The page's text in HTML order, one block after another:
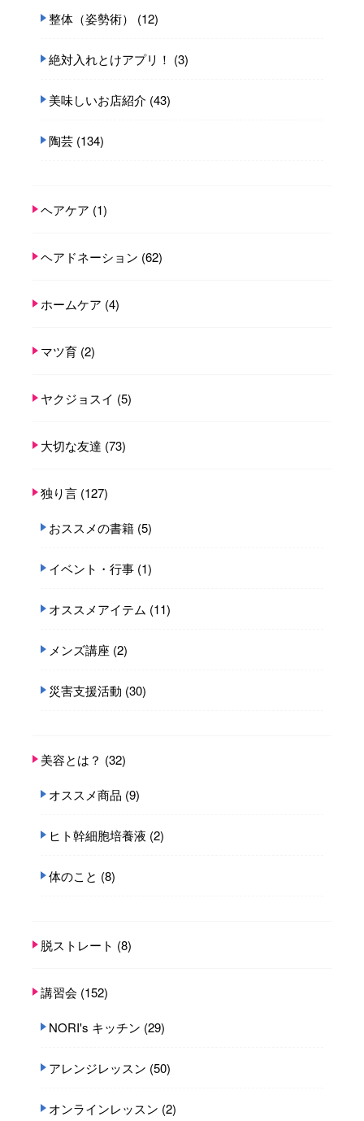
整体（姿勢術） (12)
絶対入れとけアプリ！ (3)
美味しいお店紹介 (43)
陶芸 (134)
ヘアケア (1)
ヘアドネーション (62)
ホームケア (4)
マツ育 (2)
ヤクジョスイ (5)
大切な友達 (73)
独り言 (127)
おススメの書籍 (5)
イベント・行事 (1)
オススメアイテム (11)
メンズ講座 (2)
災害支援活動 (30)
美容とは？ (32)
オススメ商品 (9)
ヒト幹細胞培養液 (2)
体のこと (8)
脱ストレート (8)
講習会 (152)
NORI's キッチン (29)
アレンジレッスン (50)
オンラインレッスン (2)